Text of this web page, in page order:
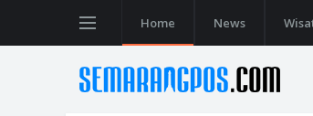
Home News